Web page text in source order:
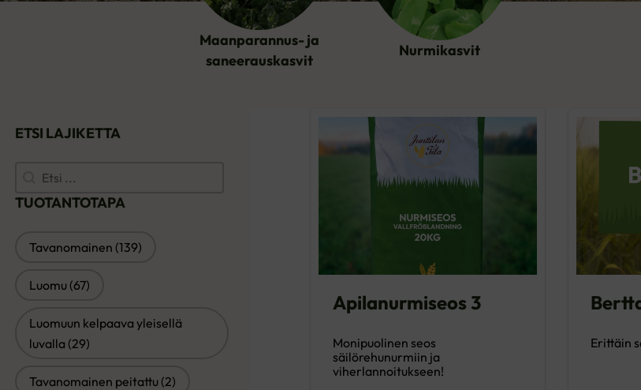
Maanparannus- ja
saneerauskasvit
Nurmikasvit
ETSI LAJIKETTA
ETSI LAJIKETTA
Etsi lajiketta
TUOTANTOTAPA
TUOTANTOTAPA
Tavanomainen (139)
Luomu (67)
Luomuun kelpaava yleisellä
luvalla (29)
Tavanomainen peitattu (2)
Apilanurmiseos 3
Monipuolinen seos
säilörehunurmiin ja
viherlannoitukseen!
Erittäin